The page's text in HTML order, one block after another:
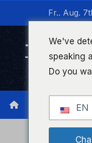
wechseln
Fr.. Aug.
Timeline
We've
speaking
Do you
EN